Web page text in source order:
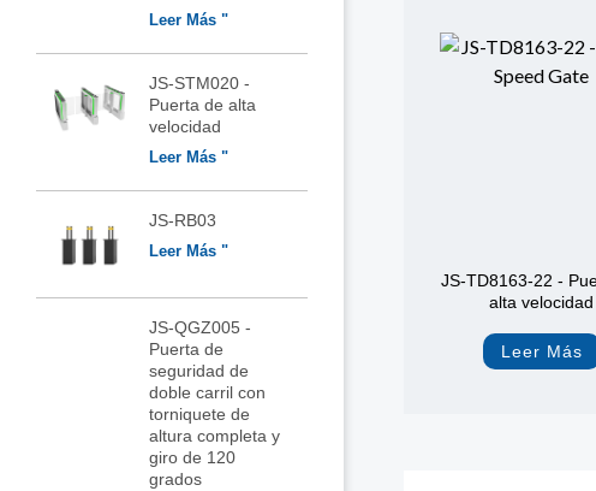
Leer Más "
JS-STM020 -
Puerta de alta
velocidad
Leer Más "
JS-RB03
Leer Más "
JS-QGZ005 -
Puerta de
seguridad de
doble carril con
torniquete de
altura completa y
giro de 120
grados
JS-TD8163-22 -
alta velocidad
Leer Más